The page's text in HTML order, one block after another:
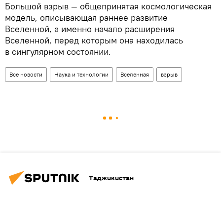
Большой взрыв — общепринятая космологическая
модель, описывающая раннее развитие
Вселенной, а именно начало расширения
Вселенной, перед которым она находилась
в сингулярном состоянии.
Все новости Наука и технологии Вселенная взрыв
Таджикистан